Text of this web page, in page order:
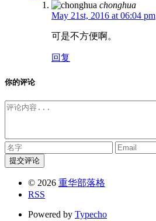
chonghua
May 21st, 2016 at 06:04 pm
可是不方便啊。
回复
你的评论
提交评论
© 2026 重华部落格
RSS
Powered by Typecho